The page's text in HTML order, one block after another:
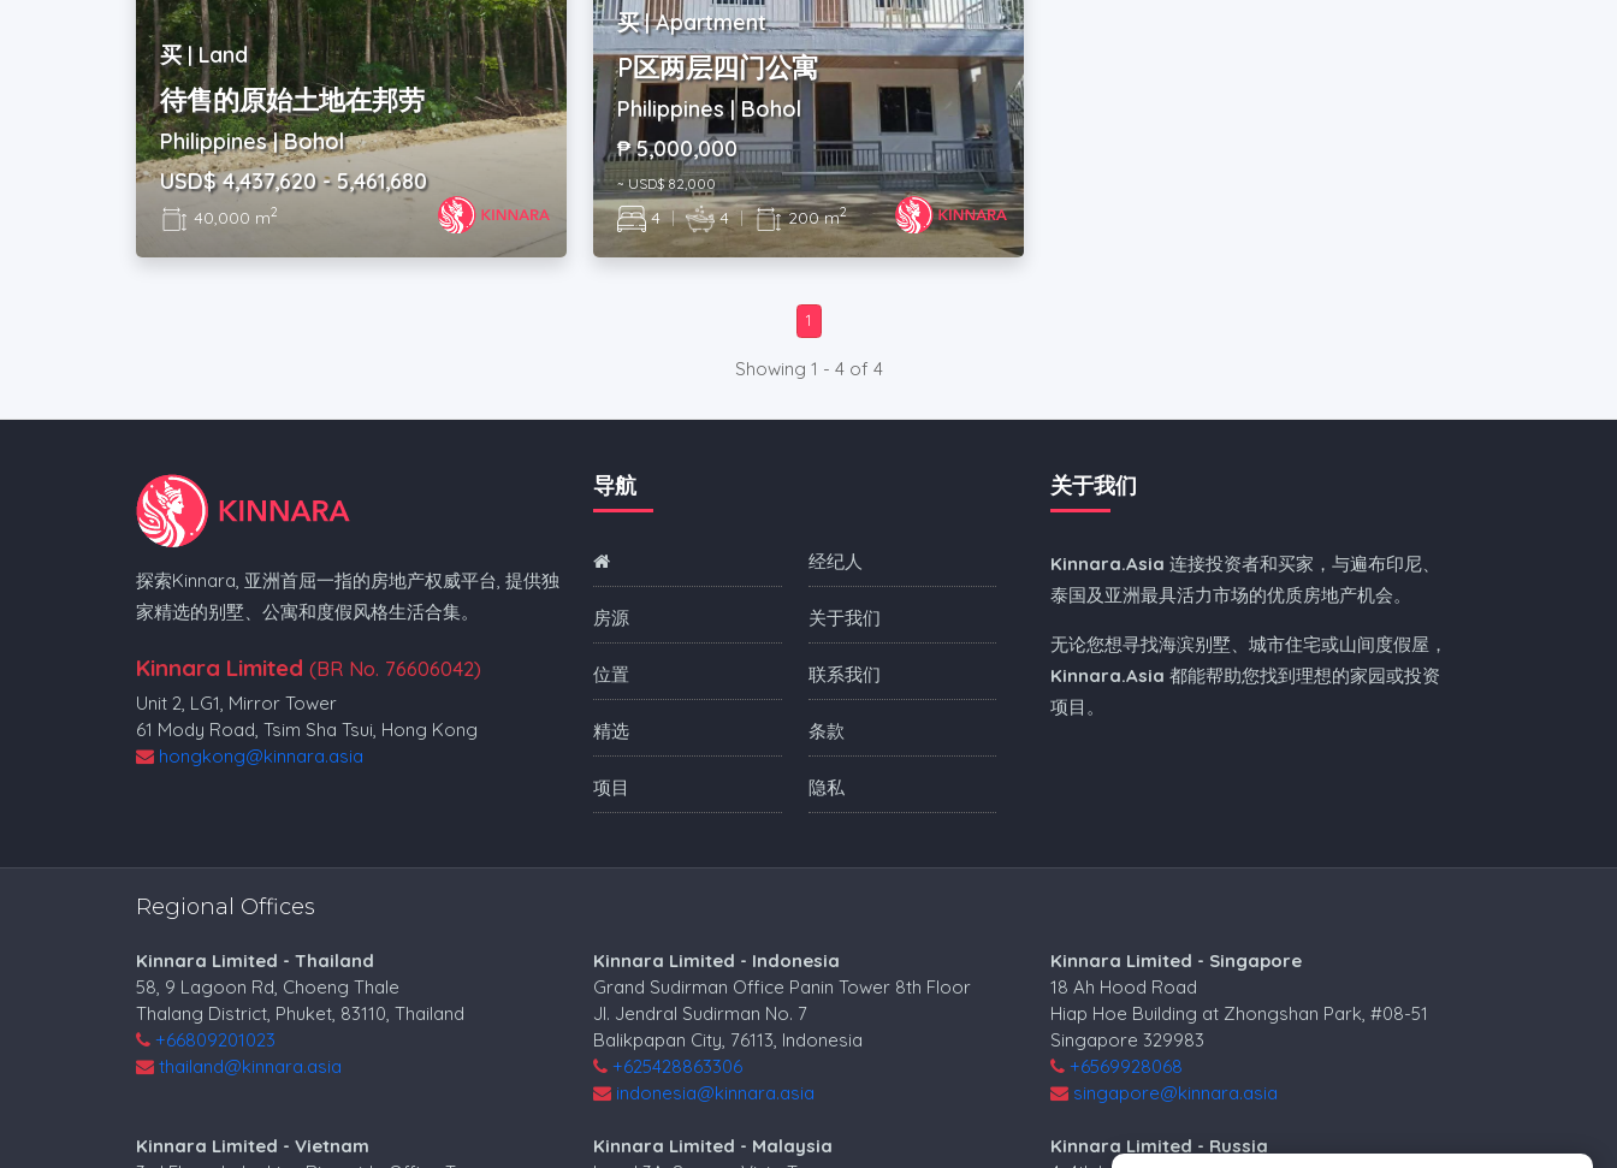
买 | Land
待售的原始土地在邦劳
Philippines | Bohol
USD$ 4,437,620 - 5,461,680
40,000 m2
买 | Apartment
P区两层四门公寓
Philippines | Bohol
₱ 5,000,000
~ USD$ 82,000
4 | 4 | 200 m2
1
Showing 1 - 4 of 4
探索Kinnara, 亚洲首屈一指的房地产权威平台, 提供独
家精选的别墅、公寓和度假风格生活合集。
Kinnara Limited (BR No. 76606042)
Unit 2, LG1, Mirror Tower
61 Mody Road, Tsim Sha Tsui, Hong Kong
hongkong@kinnara.asia
导航
房源
位置
精选
项目
经纪人
关于我们
联系我们
条款
隐私
关于我们
Kinnara.Asia 连接投资者和买家，与遍布印尼、
泰国及亚洲最具活力市场的优质房地产机会。
无论您想寻找海滨别墅、城市住宅或山间度假屋，
Kinnara.Asia 都能帮助您找到理想的家园或投资
项目。
Regional Offices
Kinnara Limited - Thailand
58, 9 Lagoon Rd, Choeng Thale
Thalang District, Phuket, 83110, Thailand
+66809201023
thailand@kinnara.asia
Kinnara Limited - Indonesia
Grand Sudirman Office Panin Tower 8th Floor
Jl. Jendral Sudirman No. 7
Balikpapan City, 76113, Indonesia
+625428863306
indonesia@kinnara.asia
Kinnara Limited - Singapore
18 Ah Hood Road
Hiap Hoe Building at Zhongshan Park, #08-51
Singapore 329983
+6569928068
singapore@kinnara.asia
Kinnara Limited - Vietnam
Kinnara Limited - Malaysia
Kinnara Limited - Russia